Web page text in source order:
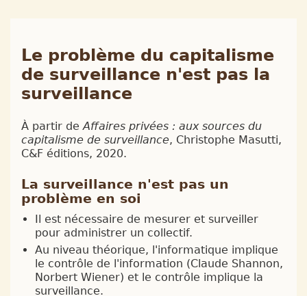
Le problème du capitalisme
de surveillance n'est pas la
surveillance
À partir deAffaires privées : aux sources du
capitalisme de surveillance, Christophe Masutti,
C&F éditions, 2020.
La surveillance n'est pas un
problème en soi
Il est nécessaire de mesurer et surveiller
pour administrer un collectif.
Au niveau théorique, l'informatique implique
le contrôle de l'information (Claude Shannon,
Norbert Wiener) et le contrôle implique la
surveillance.